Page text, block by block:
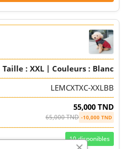
Taille : XXL | Couleurs : Blanc
LEMCXTXC-XXLBB
55,000 TND
65,000 TND -10,000 TND
10disponibles